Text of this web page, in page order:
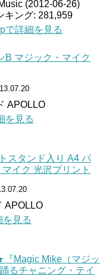
(2012-06-26)
キング: 281,959
で詳細を見る
B マジック・マイク
APOLLO
を見る
スタンド入り A4 パ
イク 光沢プリント
APOLLO
見る
Magic Mike（マジッ
るチャニング・テイ